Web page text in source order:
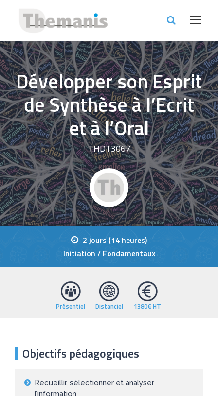
Développer son Esprit
de Synthèse à l’Ecrit
et à l’Oral
THDT3067
2 jours (14 heures)
Initiation / Fondamentaux
Présentiel Distanciel 1380€ HT
Objectifs pédagogiques
Recueillir, sélectionner et analyser
l’information